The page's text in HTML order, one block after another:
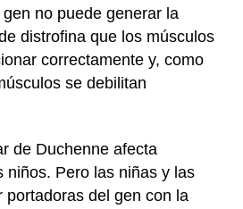
no puede generar la
distrofina que los músculos
correctamente y, como
se debilitan
de Duchenne afecta
niños. Pero las niñas y las
portadoras del gen con la